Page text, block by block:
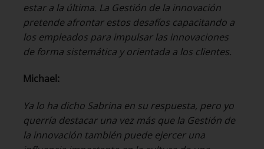
estar a la última. La Gestión de la innovación
pretende afrontar estos desafíos capacitando a
los empleados para impulsar las innovaciones
de forma sistemática y orientada a los clientes.
Michael:
Ya lo ha dicho Sabrina en su respuesta, pero yo
querría destacar una vez más que la Gestión de
la innovación también puede ejercer una